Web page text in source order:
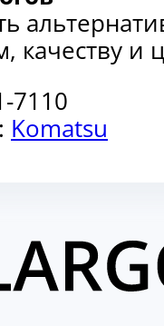
качеству
7110
Komatsu